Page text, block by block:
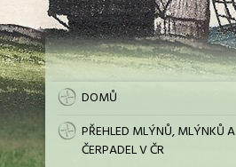
DOMŮ
PŘEHLED MLÝNŮ, MLÝNKŮ A
ČERPADEL V ČR